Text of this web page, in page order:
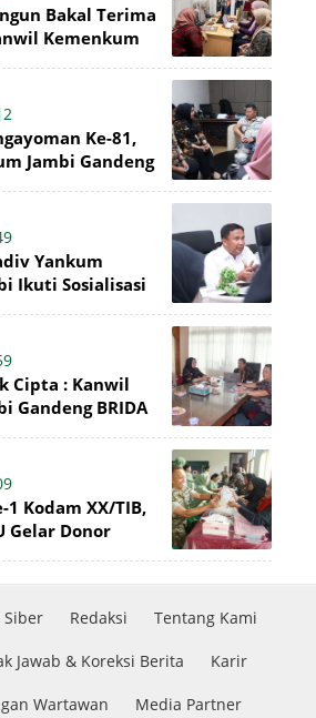
Bakal Terima
Kemenkum
Ke-81,
Jambi Gandeng
Yankum
Ikuti Sosialisasi
Cipta : Kanwil
Gandeng BRIDA
1 Kodam XX/TIB,
Gelar Donor
Siber Redaksi Tentang Kami
Jawab & Koreksi Berita Karir
Wartawan Media Partner